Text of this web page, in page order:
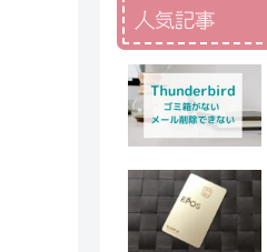
人気記事